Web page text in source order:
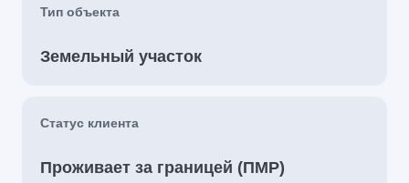
Тип объекта
Земельный участок
Статус клиента
Проживает за границей (ПМР)